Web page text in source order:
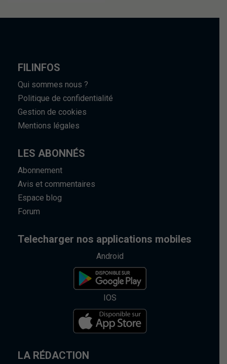
FILINFOS
Qui sommes nous ?
Politique de confidentialité
Gestion de cookies
Mentions légales
LES ABONNÉS
Abonnement
Avis et commentaires
Espace blog
Forum
Telecharger nos applications mobiles
Android
IOS
LA RÉDACTION